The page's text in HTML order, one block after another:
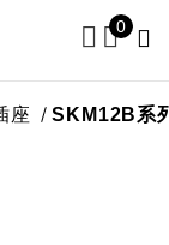
0
系列-